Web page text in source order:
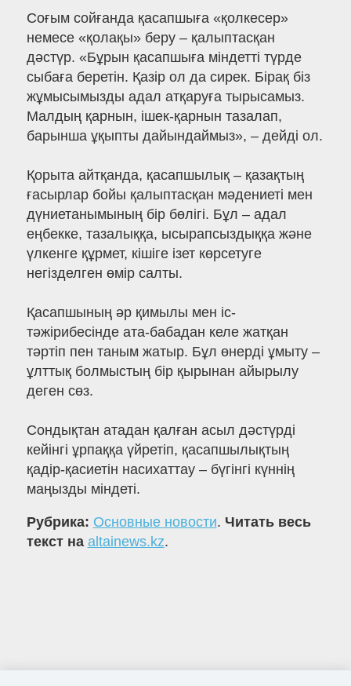
Соғым сойғанда қасапшыға «қолкесер»
немесе «қолақы» беру – қалыптасқан
дәстүр. «Бұрын қасапшыға міндетті түрде
сыбаға беретін. Қазір ол да сирек. Бірақ біз
жұмысымызды адал атқаруға тырысамыз.
Малдың қарнын, ішек-қарнын тазалап,
барынша ұқыпты дайындаймыз», – дейді ол.
Қорыта айтқанда, қасапшылық – қазақтың
ғасырлар бойы қалыптасқан мәдениеті мен
дүниетанымының бір бөлігі. Бұл – адал
еңбекке, тазалыққа, ысырапсыздыққа және
үлкенге құрмет, кішіге ізет көрсетуге
негізделген өмір салты.
Қасапшының әр қимылы мен іс-
тәжірибесінде ата-бабадан келе жатқан
тәртіп пен таным жатыр. Бұл өнерді ұмыту –
ұлттық болмыстың бір қырынан айырылу
деген сөз.
Сондықтан атадан қалған асыл дәстүрді
кейінгі ұрпаққа үйретіп, қасапшылықтың
қадір-қасиетін насихаттау – бүгінгі күннің
маңызды міндеті.
Рубрика: Основные новости. Читать весь
текст на altainews.kz.